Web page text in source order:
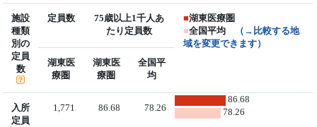
施設
種類
別の
定員
数
定員数
75歳以上1千人あ
たり定員数
■湖東医療圏
■全国平均
（→比較する地
域を変更できます）
湖東医
療圏
湖東医
療圏
全国平
均
入所
定員
1,771 86.68 78.26
86.68
78.26